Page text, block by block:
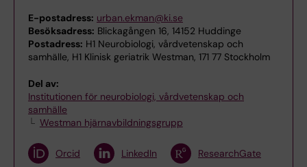
E-postadress: urban.ekman@ki.se
Besöksadress: Blickagången 16, 14152 Huddinge
Postadress: H1 Neurobiologi, vårdvetenskap och
samhälle, H1 Klinisk geriatrik Westman, 171 77 Stockholm
Del av:
Institutionen för neurobiologi, vårdvetenskap och
samhälle
Westman hjärnavbildningsgrupp
Orcid LinkedIn ResearchGate